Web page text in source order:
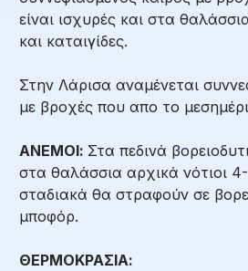
είναι ισχυρές και στα
και καταιγίδες.
Στην Λάρισα αναμένεται
με βροχές που απο το
ΑΝΕΜΟΙ: Στα πεδινά
στα θαλάσσια αρχικά νότιοι
σταδιακά θα στραφούν σε
μποφόρ.
ΘΕΡΜΟΚΡΑΣΙΑ: